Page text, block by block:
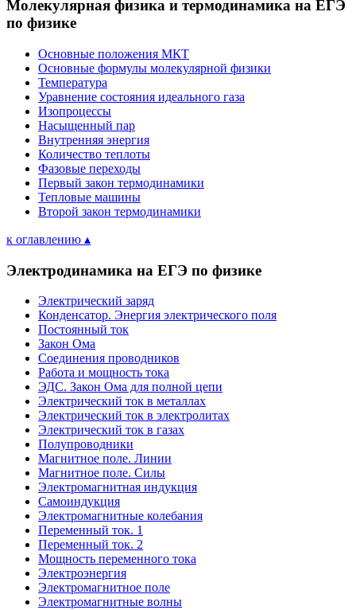
Молекулярная физика и термодинамика на ЕГЭ
по физике
Основные положения МКТ
Основные формулы молекулярной физики
Температура
Уравнение состояния идеального газа
Изопроцессы
Насыщенный пар
Внутренняя энергия
Количество теплоты
Фазовые переходы
Первый закон термодинамики
Тепловые машины
Второй закон термодинамики
к оглавлению ▴
Электродинамика на ЕГЭ по физике
Электрический заряд
Конденсатор. Энергия электрического поля
Постоянный ток
Закон Ома
Соединения проводников
Работа и мощность тока
ЭДС. Закон Ома для полной цепи
Электрический ток в металлах
Электрический ток в электролитах
Электрический ток в газах
Полупроводники
Магнитное поле. Линии
Магнитное поле. Силы
Электромагнитная индукция
Самоиндукция
Электромагнитные колебания
Переменный ток. 1
Переменный ток. 2
Мощность переменного тока
Электроэнергия
Электромагнитное поле
Электромагнитные волны